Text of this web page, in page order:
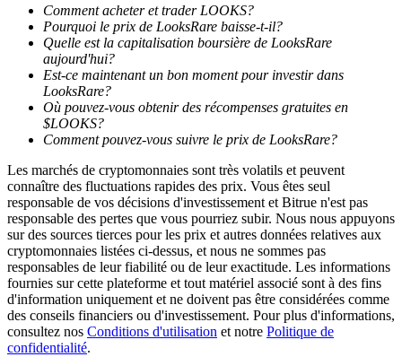
Analyse de mégadonnées, y compris des informations
commerciales, etc.
Guide
Guide de démarrage des contrats à terme
Comment acheter et trader LOOKS?
Pourquoi le prix de LooksRare baisse-t-il?
Quelle est la capitalisation boursière de LooksRare
aujourd'hui?
Est-ce maintenant un bon moment pour investir dans
LooksRare?
Où pouvez-vous obtenir des récompenses gratuites en
$LOOKS?
Comment pouvez-vous suivre le prix de LooksRare?
Les marchés de cryptomonnaies sont très volatils et peuvent
connaître des fluctuations rapides des prix. Vous êtes seul
responsable de vos décisions d'investissement et Bitrue n'est pas
responsable des pertes que vous pourriez subir. Nous nous appuyons
sur des sources tierces pour les prix et autres données relatives aux
cryptomonnaies listées ci-dessus, et nous ne sommes pas
responsables de leur fiabilité ou de leur exactitude. Les informations
fournies sur cette plateforme et tout matériel associé sont à des fins
d'information uniquement et ne doivent pas être considérées comme
des conseils financiers ou d'investissement. Pour plus d'informations,
consultez nos Conditions d'utilisation et notre Politique de
confidentialité.